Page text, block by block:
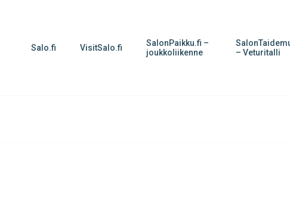
Salo.fi VisitSalo.fi
SalonPaikku.fi –
joukkoliikenne
– Veturitalli